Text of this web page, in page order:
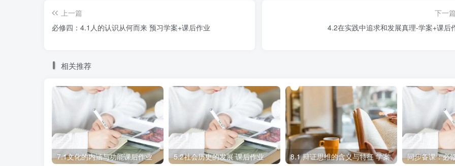
平中国特色社会主义思想。
【原理内容】自然界是物质的，人类社会是物质的。因此，世界是物质的世界，世界的真正统一性在于它
物质性。
【方法论】想问题、办事情，要坚持一切从实际出发，使主观认识和客观实际相符合。
上一篇
必修四：4.1人的认识从何而来 预习学案+课后作业
下一
4.2在实践中追求和发展真理-学案+课后
相关推荐
7.1文化的内涵与功能课后作业 5.2社会历史的发展 课后作业 8.1 辩证思维的含义与特征 学案